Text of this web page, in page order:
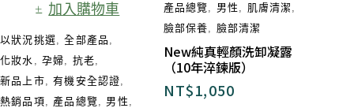
加入購物車
以狀況挑選 ,全部產品
化妝水
,孕婦 抗老
新品上市 ,有機安全認證
熱銷品項
產品總覽 男性
產品總覽, 男性 , 肌膚清潔 ,
臉部保養, 臉部清潔
New純真輕顏洗卸凝露
（10年淬鍊版）
NT$1,050